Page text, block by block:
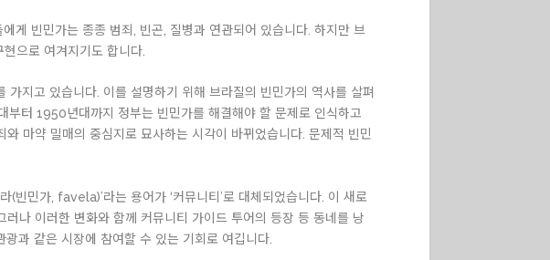
게 빈민가는 종종 범죄, 빈곤, 질병과 연관되어 있습니다. 하지만 브
으로 여겨지기도 합니다.
지고 있습니다. 이를 설명하기 위해 브라질의 빈민가의 역사를 살펴
터 1950년대까지 정부는 빈민가를 해결해야 할 문제로 인식하고
마약 밀매의 중심지로 묘사하는 시각이 바뀌었습니다. 문제적 빈민
빈민가, favela)’라는 용어가 ‘커뮤니티’로 대체되었습니다. 이 새로
나 이러한 변화와 함께 커뮤니티 가이드 투어의 등장 등 동네를 낭
과 같은 시장에 참여할 수 있는 기회로 여깁니다.